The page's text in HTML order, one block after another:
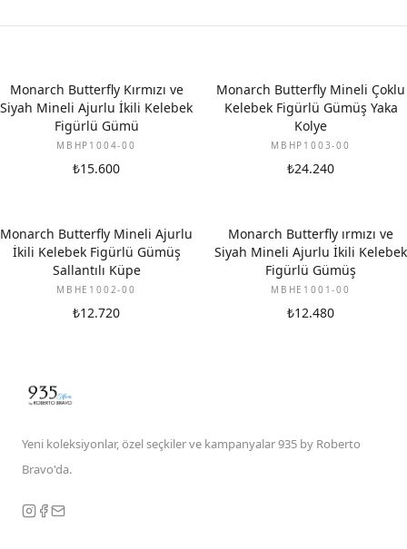
Monarch Butterfly Kırmızı ve
Siyah Mineli Ajurlu İkili Kelebek
Figürlü Gümü
MBHP1004-00
₺15.600
Monarch Butterfly Mineli Çoklu
Kelebek Figürlü Gümüş Yaka
Kolye
MBHP1003-00
₺24.240
Monarch Butterfly Mineli Ajurlu
İkili Kelebek Figürlü Gümüş
Sallantılı Küpe
MBHE1002-00
₺12.720
Monarch Butterfly ırmızı ve
Siyah Mineli Ajurlu İkili Kelebek
Figürlü Gümüş
MBHE1001-00
₺12.480
Yeni koleksiyonlar, özel seçkiler ve kampanyalar 935 by Roberto
Bravo'da.